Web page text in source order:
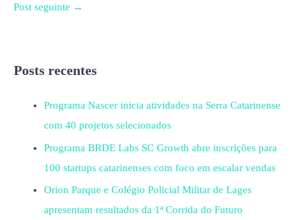
Post seguinte →
Posts recentes
Programa Nascer inicia atividades na Serra Catarinense
com 40 projetos selecionados
Programa BRDE Labs SC Growth abre inscrições para
100 startups catarinenses com foco em escalar vendas
Orion Parque e Colégio Policial Militar de Lages
apresentam resultados da 1ª Corrida do Futuro